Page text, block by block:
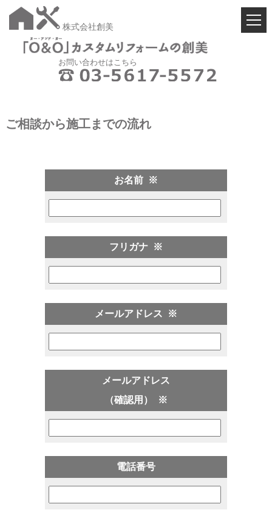
株式会社創美
お問い合わせはこちら
ご相談から施工までの流れ
お名前 ※
フリガナ ※
メールアドレス ※
メールアドレス
（確認用）
※
電話番号